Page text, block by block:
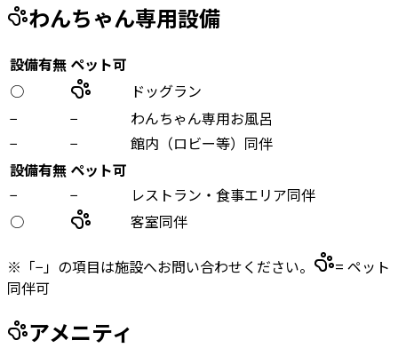
わんちゃん専用設備
設備有無 ペット可
○
ドッグラン
−
−
わんちゃん専用お風呂
−
−
館内（ロビー等）同伴
設備有無 ペット可
−
−
レストラン・食事エリア同伴
○
客室同伴
※「−」の項目は施設へお問い合わせください。
= ペット
同伴可
アメニティ